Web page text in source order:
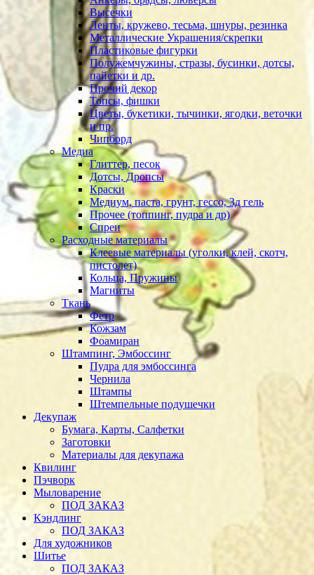
Высечки
Ленты, кружево, тесьма, шнуры, резинка
Металлические Украшения/скрепки
Пластиковые фигурки
Полужемчужины, стразы, бусинки, дотсы,
пайетки и др.
Прочий декор
Топсы, фишки
Цветы, букетики, тычинки, ягодки, веточки
и пр.
Чипборд
Медиа
Глиттер, песок
Дотсы, Дропсы
Краски
Медиум, паста, грунт, гессо, 3д гель
Прочее (топпинг, пудра и др)
Спреи
Расходные материалы
Клеевые материалы (уголки, клей, скотч,
пистолет)
Кольца, Пружины
Магниты
Ткань
Фетр
Кожзам
Фоамиран
Штампинг, Эмбоссинг
Пудра для эмбоссинга
Чернила
Штампы
Штемпельные подушечки
Декупаж
Бумага, Карты, Салфетки
Заготовки
Материалы для декупажа
Квилинг
Пэчворк
Мыловарение
ПОД ЗАКАЗ
Кэндлинг
ПОД ЗАКАЗ
Для художников
Шитье
ПОД ЗАКАЗ